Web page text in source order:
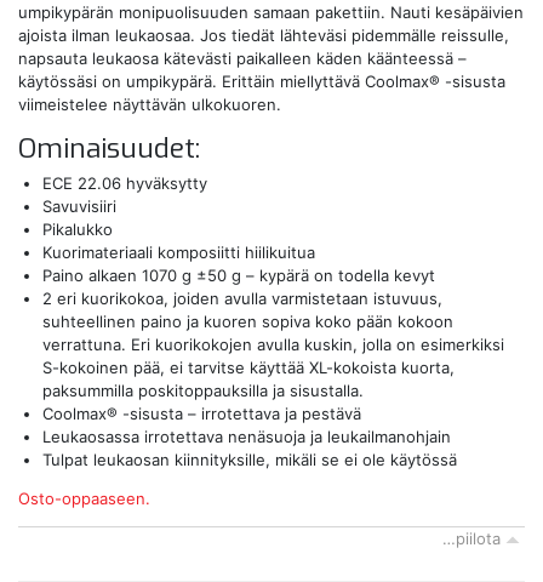
umpikypärän monipuolisuuden samaan pakettiin. Nauti kesäpäivien
ajoista ilman leukaosaa. Jos tiedät lähteväsi pidemmälle reissulle,
napsauta leukaosa kätevästi paikalleen käden käänteessä –
käytössäsi on umpikypärä. Erittäin miellyttävä Coolmax® -sisusta
viimeistelee näyttävän ulkokuoren.
Ominaisuudet:
ECE 22.06 hyväksytty
Savuvisiiri
Pikalukko
Kuorimateriaali komposiitti hiilikuitua
Paino alkaen 1070 g ±50 g – kypärä on todella kevyt
2 eri kuorikokoa, joiden avulla varmistetaan istuvuus,
suhteellinen paino ja kuoren sopiva koko pään kokoon
verrattuna. Eri kuorikokojen avulla kuskin, jolla on esimerkiksi
S-kokoinen pää, ei tarvitse käyttää XL-kokoista kuorta,
paksummilla poskitoppauksilla ja sisustalla.
Coolmax® -sisusta – irrotettava ja pestävä
Leukaosassa irrotettava nenäsuoja ja leukailmanohjain
Tulpat leukaosan kiinnityksille, mikäli se ei ole käytössä
Osto-oppaaseen.
…piilota